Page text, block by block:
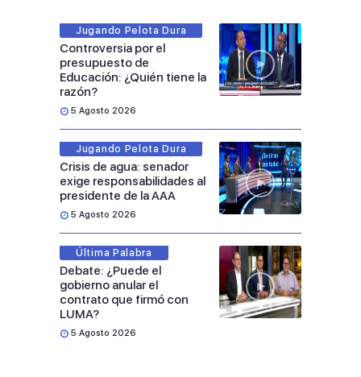
Jugando Pelota Dura
Controversia por el
presupuesto de
Educación: ¿Quién tiene la
razón?
5 Agosto 2026
Jugando Pelota Dura
Crisis de agua: senador
exige responsabilidades al
presidente de la AAA
5 Agosto 2026
Última Palabra
Debate: ¿Puede el
gobierno anular el
contrato que firmó con
LUMA?
5 Agosto 2026